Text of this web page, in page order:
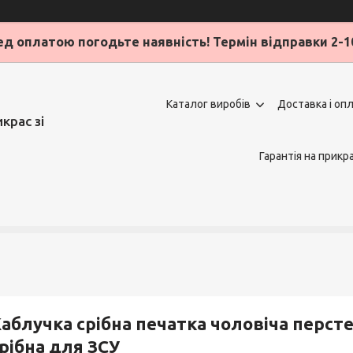
оплатою погодьте наявність! Термін відправки 2-
зі
Каталог виробів Доставка і
Гарантія на
срібна печатка чоловіча
для ЗСУ